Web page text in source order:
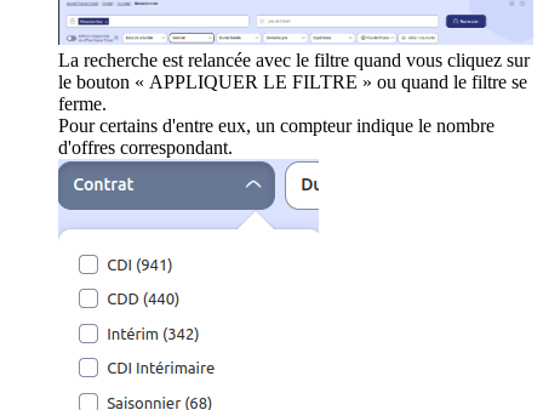
La recherche est relancée avec le filtre quand vous cliquez sur
le bouton « APPLIQUER LE FILTRE » ou quand le filtre se
ferme.
Pour certains d'entre eux, un compteur indique le nombre
d'offres correspondant.